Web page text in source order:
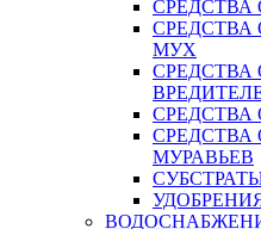
СРЕДСТВА
МУХ
СРЕДСТВА
СРЕДСТВА
МУРАВЬЕВ